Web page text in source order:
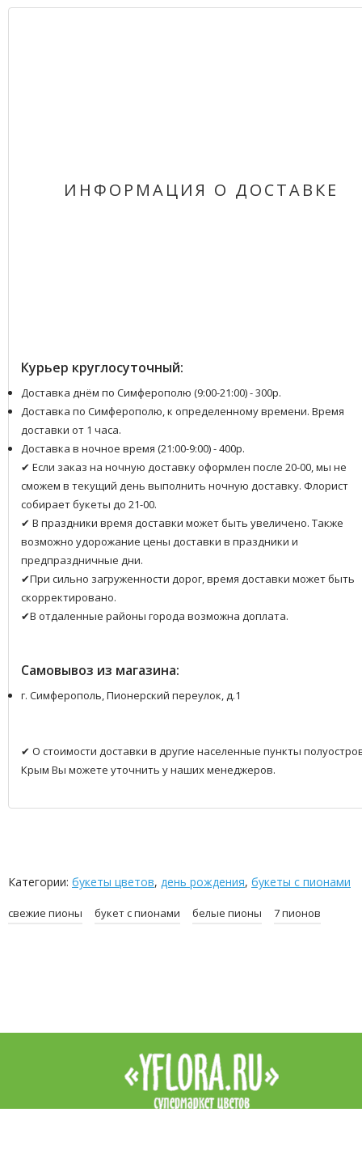
ИНФОРМАЦИЯ О ДОСТАВКЕ
Курьер круглосуточный:
Доставка днём по Симферополю (9:00-21:00) - 300р.
Доставка по Симферополю, к определенному времени. Время
доставки от 1 часа.
Доставка в ночное время (21:00-9:00) - 400р.
✔ Если заказ на ночную доставку оформлен после 20-00, мы не
сможем в текущий день выполнить ночную доставку. Флорист
собирает букеты до 21-00.
✔ В праздники время доставки может быть увеличено. Также
возможно удорожание цены доставки в праздники и
предпраздничные дни.
✔При сильно загруженности дорог, время доставки может быть
скорректировано.
✔В отдаленные районы города возможна доплата.
Самовывоз из магазина:
г. Симферополь, Пионерский переулок, д.1
✔ О стоимости доставки в другие населенные пункты
Крым Вы можете уточнить у наших менеджеров.
Категории: букеты цветов, день рождения, букеты с пионами
свежие пионы букет с пионами белые пионы 7 пионов